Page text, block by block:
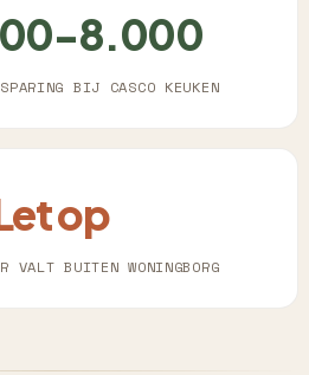
8.000
BIJ CASCO KEUKEN
op
VALT BUITEN WONINGBORG